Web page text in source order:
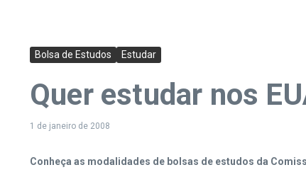
Bolsa de Estudos Estudar
Quer estudar nos
1 de janeiro de 2008
Conheça as modalidades de bolsas de estudos da